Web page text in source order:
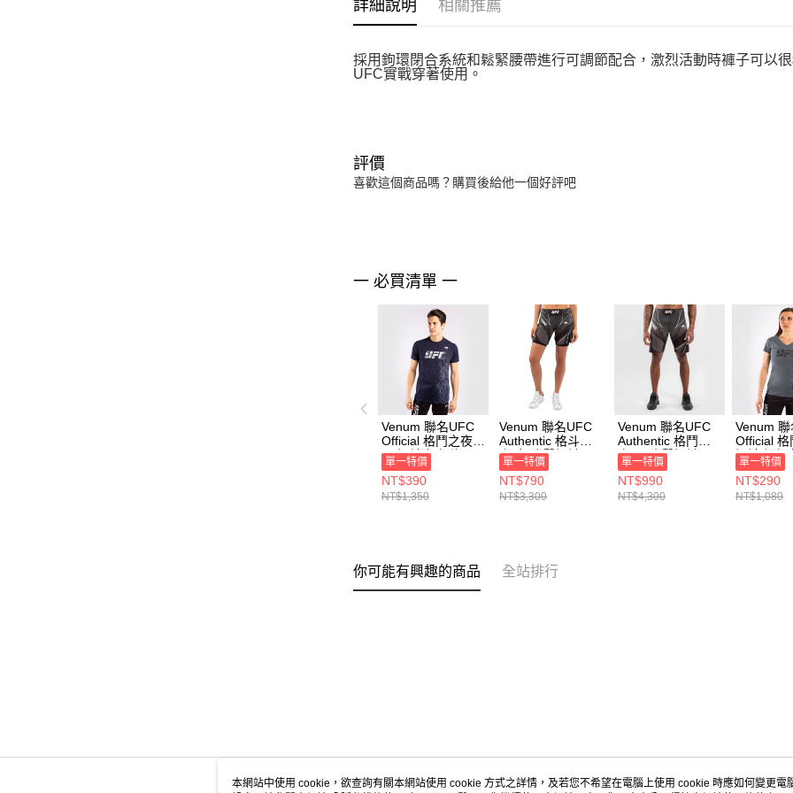
詳細說明 相關推薦
採用鉤環閉合系統和鬆緊腰帶進行可調節配合，激烈活動時褲子可以
UFC實戰穿著使用。
評價
喜歡這個商品嗎？購買後給他一個好評吧
一 必買清單 一
Venum 聯名UFC
Official 格鬥之夜
男 短袖上衣 海軍
藍 VNMUFC-
00052-018
單一特價
NT$390
NT$1,350
Venum 聯名UFC
Authentic 格斗之
夜 女 拳擊短褲 黑
VNMUFC-00019-
001
單一特價
NT$790
NT$3,300
Venum 聯名UFC
Authentic 格鬥之
夜 男 拳擊短褲 黑
VNMUFC-00002-
001
單一特價
NT$990
NT$4,300
Venum
Official 格
短袖上衣
010
單一特價
NT$290
NT$1,080
你可能有興趣的商品 全站排行
本網站中使用 cookie，欲查詢有關本網站使用 cookie 方式之詳情，及若您不希望在電腦上使用 cookie 時應如何變更電